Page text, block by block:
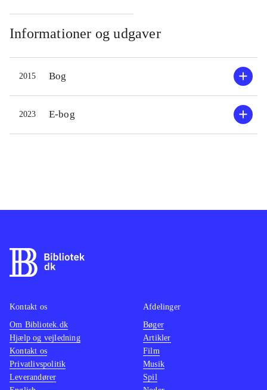
Informationer og udgaver
2015 Bog
2023 E-bog
Kontakt os
Om Bibliotek.dk
Hjælp og vejledning
Kontakt os
Privatlivspolitik
Leverandører
Afdelinger
Bøger
Artikler
Film
Musik
Spil